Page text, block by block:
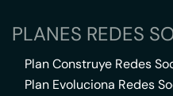
PLANES REDES
Plan Construye Redes
Plan Evoluciona Redes